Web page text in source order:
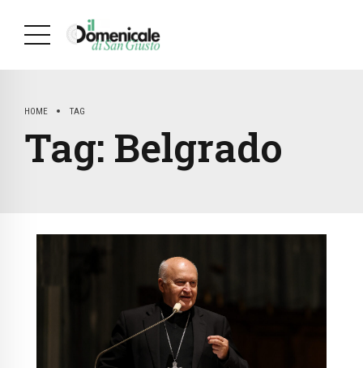
HOME TAG
Tag: Belgrado